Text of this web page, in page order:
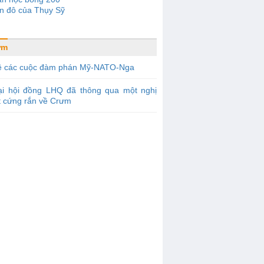
đô của Thụy Sỹ
các cuộc đàm phán Mỹ-NATO-Nga
hội đồng LHQ đã thông qua một nghị
cứng rắn về Crưm